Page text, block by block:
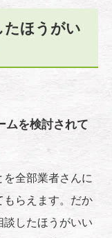
たほうがい
ムを検討されて
全部業者さんに
もらえます。だか
談したほうがいい